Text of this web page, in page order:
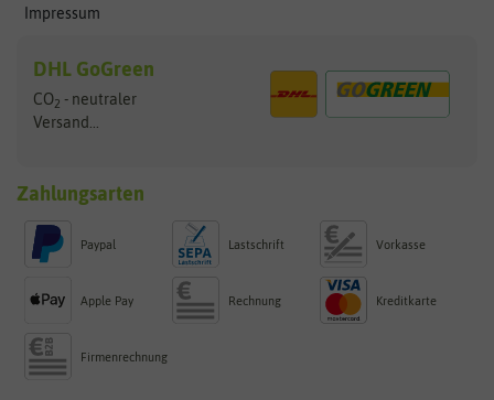
Impressum
DHL GoGreen
CO2 - neutraler
Versand...
Zahlungsarten
Paypal Lastschrift Vorkasse
Apple Pay Rechnung Kreditkarte
Firmenrechnung